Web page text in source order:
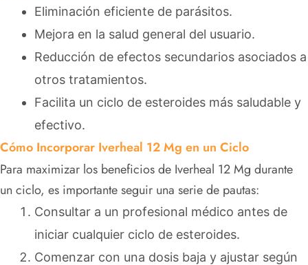
Eliminación eficiente de parásitos.
Mejora en la salud general del usuario.
Reducción de efectos secundarios asociados a
otros tratamientos.
Facilita un ciclo de esteroides más saludable y
efectivo.
Cómo Incorporar Iverheal 12 Mg en un Ciclo
Para maximizar los beneficios de Iverheal 12 Mg durante
un ciclo, es importante seguir una serie de pautas:
Consultar a un profesional médico antes de
iniciar cualquier ciclo de esteroides.
Comenzar con una dosis baja y ajustar según